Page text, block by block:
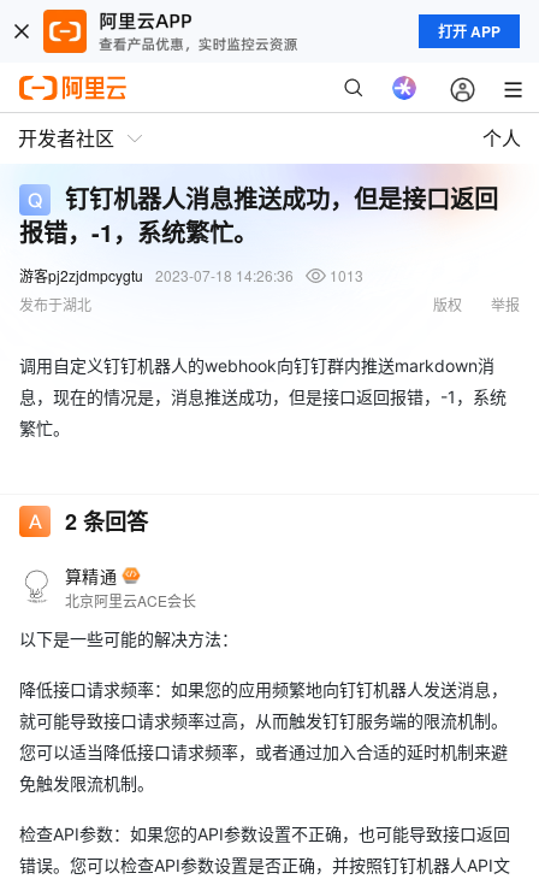
打开 APP
开发者社区 个人
钉钉机器人消息推送成功，但是接口返回
报错，-1，系统繁忙。
游客pj2zjdmpcygtu 2023-07-18 14:26:36
1013
发布于湖北
举报
版权
调用自定义钉钉机器人的webhook向钉钉群内推送markdown消
息，现在的情况是，消息推送成功，但是接口返回报错，-1，系统
繁忙。
2条回答
算精通
北京阿里云ACE会长
以下是一些可能的解决方法：
降低接口请求频率：如果您的应用频繁地向钉钉机器人发送消息，
就可能导致接口请求频率过高，从而触发钉钉服务端的限流机制。
您可以适当降低接口请求频率，或者通过加入合适的延时机制来避
免触发限流机制。
检查API参数：如果您的API参数设置不正确，也可能导致接口返回
错误。您可以检查API参数设置是否正确，并按照钉钉机器人API文